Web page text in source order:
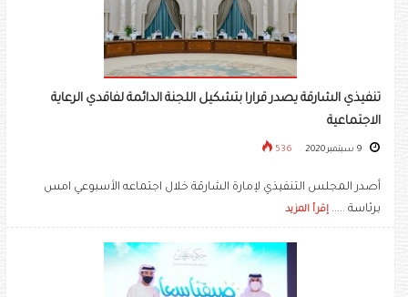
تنفيذي الشارقة يصدر قرارا بتشكيل اللجنة الدائمة لفاقدي الرعاية
الاجتماعية
536
أصدر المجلس التنفيذي لإمارة الشارقة خلال اجتماعه الأسبوعي امس
برئاسة ..... إقرأ المزيد